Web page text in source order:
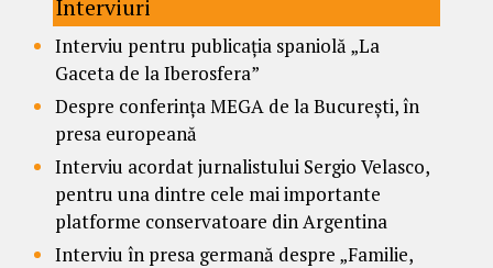
Interviuri
Interviu pentru publicația spaniolă „La
Gaceta de la Iberosfera”
Despre conferința MEGA de la București, în
presa europeană
Interviu acordat jurnalistului Sergio Velasco,
pentru una dintre cele mai importante
platforme conservatoare din Argentina
Interviu în presa germană despre „Familie,